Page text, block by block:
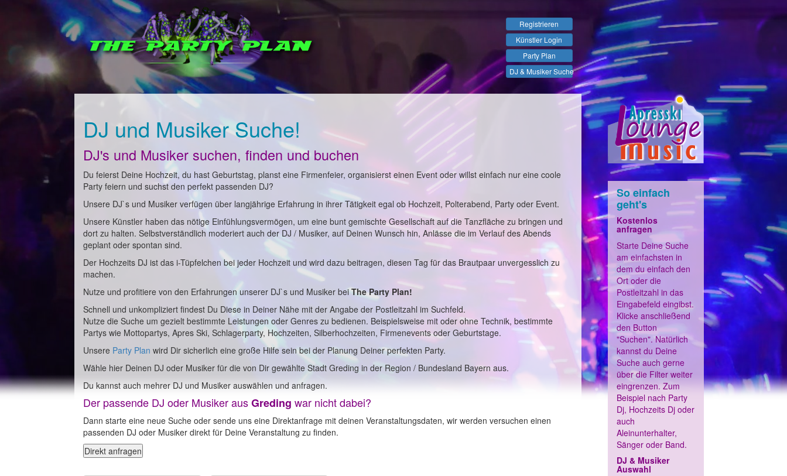
Registrieren
Künstler Login
Party Plan
DJ & Musiker Suche
DJ und Musiker Suche!
DJ's und Musiker suchen, finden und buchen
Du feierst Deine Hochzeit, du hast Geburtstag, planst eine Firmenfeier, organisierst einen Event oder willst einfach nur eine coole
Party feiern und suchst den perfekt passenden DJ?
Unsere DJ`s und Musiker verfügen über langjährige Erfahrung in ihrer Tätigkeit egal ob Hochzeit, Polterabend, Party oder Event.
Unsere Künstler haben das nötige Einfühlungsvermögen, um eine bunt gemischte Gesellschaft auf die Tanzfläche zu bringen und
dort zu halten. Selbstverständlich moderiert auch der DJ / Musiker, auf Deinen Wunsch hin, Anlässe die im Verlauf des Abends
geplant oder spontan sind.
Der Hochzeits DJ ist das i-Tüpfelchen bei jeder Hochzeit und wird dazu beitragen, diesen Tag für das Brautpaar unvergesslich zu
machen.
Nutze und profitiere von den Erfahrungen unserer DJ`s und Musiker beiThe Party Plan!
Schnell und unkompliziert findest Du Diese in Deiner Nähe mit der Angabe der Postleitzahl im Suchfeld.
Nutze die Suche um gezielt bestimmte Leistungen oder Genres zu bedienen. Beispielsweise mit oder ohne Technik, bestimmte
Partys wie Mottopartys, Apres Ski, Schlagerparty, Hochzeiten, Silberhochzeiten, Firmenevents oder Geburtstage.
Unsere Party Plan wird Dir sicherlich eine große Hilfe sein bei der Planung Deiner perfekten Party.
Wähle hier Deinen DJ oder Musiker für die von Dir gewählte Stadt Greding in der Region / Bundesland Bayern aus.
Du kannst auch mehrer DJ und Musiker auswählen und anfragen.
Der passende DJ oder Musiker ausGreding war nicht dabei?
Dann starte eine neue Suche oder sende uns eine Direktanfrage mit deinen Veranstaltungsdaten, wir werden versuchen einen
passenden DJ oder Musiker direkt für Deine Veranstaltung zu finden.
Direkt anfragen
So einfach
geht's
Kostenlos
anfragen
Starte Deine Suche
am einfachsten in
dem du einfach den
Ort oder die
Postleitzahl in das
Eingabefeld eingibst.
Klicke anschließend
den Button
"Suchen". Natürlich
kannst du Deine
Suche auch gerne
über die Filter weiter
eingrenzen. Zum
Beispiel nach Party
Dj, Hochzeits Dj oder
auch
Aleinunterhalter,
Sänger oder Band.
DJ & Musiker
Auswahl